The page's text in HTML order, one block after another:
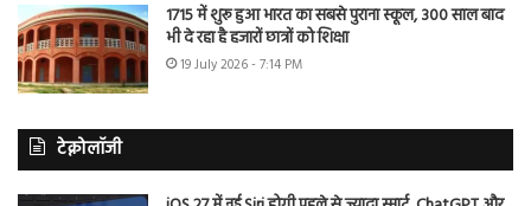
1715 में शुरू हुआ भारत का सबसे पुराना स्कूल, 300 साल बाद
भी दे रहा है हजारों छात्रों को शिक्षा
19 July 2026 - 7:14 PM
टेक्नोलॉजी